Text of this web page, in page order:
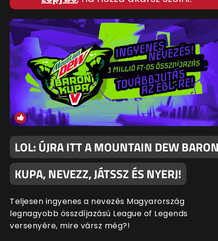
LOL: ÚJRA ITT A MOUNTAIN DEW
KUPA, NEVEZZ, JÁTSSZ ÉS NYERJ!
Teljesen ingyenes a nevezés Magyarország
legnagyobb összdíjazású League of Legends
versenyére, mire vársz még?!